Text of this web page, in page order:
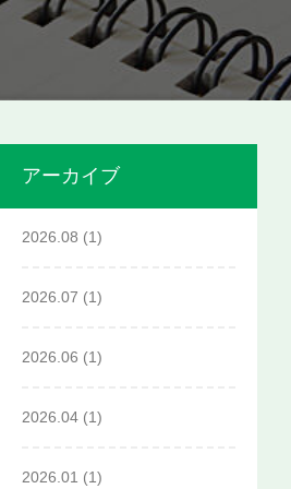
アーカイブ
2026.08 (1)
2026.07 (1)
2026.06 (1)
2026.04 (1)
2026.01 (1)